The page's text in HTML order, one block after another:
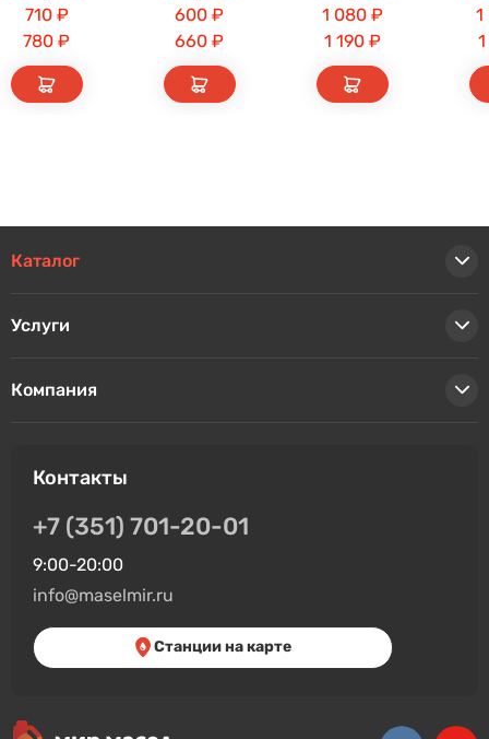
710₽
780 ₽
600 ₽
660 ₽
1 080₽
1 190₽
1
Каталог
Услуги
Компания
Контакты
+7 (351) 701-20-01
9:00-20:00
info@maselmir.ru
Станции на карте